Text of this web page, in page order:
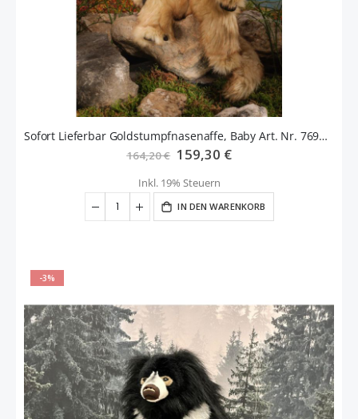
Sofort Lieferbar Goldstumpfnasenaffe, Baby Art. Nr. 7690 Fa. Kösen
164,20 € Sonderangebot
159,30 €
Inkl. 19% Steuern
IN DEN WARENKORB
-3%